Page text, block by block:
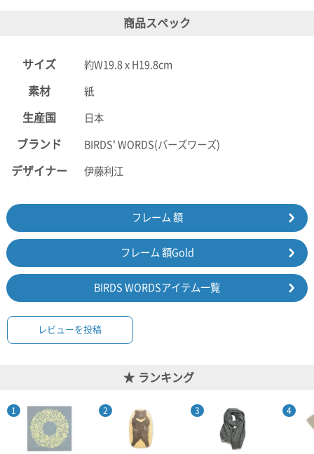
商品スペック
サイズ 約W19.8 x H19.8cm
素材 紙
生産国 日本
ブランド BIRDS' WORDS(バーズワーズ)
デザイナー 伊藤利江
フレーム 額
フレーム 額Gold
BIRDS WORDSアイテム一覧
レビューを投稿
ランキング